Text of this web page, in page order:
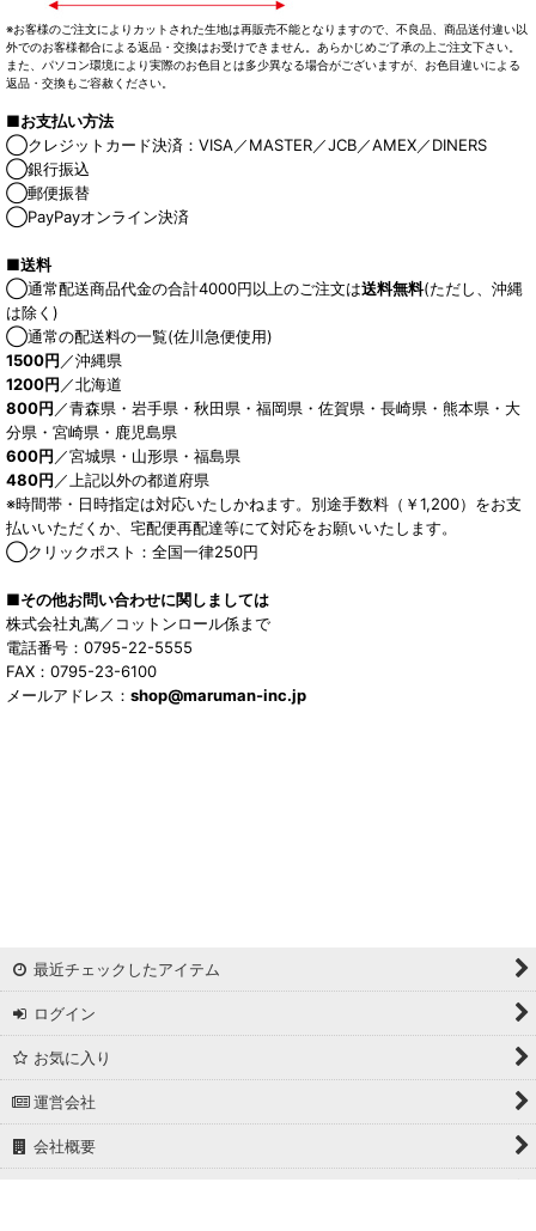
※お客様のご注文によりカットされた生地は再販売不能となりますので、不良品、商品送付違い以
外でのお客様都合による返品・交換はお受けできません。あらかじめご了承の上ご注文下さい。
また、パソコン環境により実際のお色目とは多少異なる場合がございますが、お色目違いによる
返品・交換もご容赦ください。
■お支払い方法
◯クレジットカード決済：VISA／MASTER／JCB／AMEX／DINERS
◯銀行振込
◯郵便振替
◯PayPayオンライン決済
■送料
◯通常配送商品代金の合計4000円以上のご注文は送料無料(ただし、沖縄
は除く)
◯通常の配送料の一覧(佐川急便使用)
1500円 ／沖縄県
1200円 ／北海道
800円 ／青森県・岩手県・秋田県・福岡県・佐賀県・長崎県・熊本県・大
分県・宮崎県・鹿児島県
600円 ／宮城県・山形県・福島県
480円 ／上記以外の都道府県
※時間帯・日時指定は対応いたしかねます。別途手数料（￥1,200）をお支
払いいただくか、宅配便再配達等にて対応をお願いいたします。
◯クリックポスト：全国一律250円
■その他お問い合わせに関しましては
株式会社丸萬／コットンロール係まで
電話番号：0795-22-5555
FAX：0795-23-6100
メールアドレス： shop@maruman-inc.jp
最近チェックしたアイテム
ログイン
お気に入り
運営会社
会社概要